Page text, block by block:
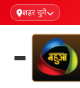
शहर चुनें